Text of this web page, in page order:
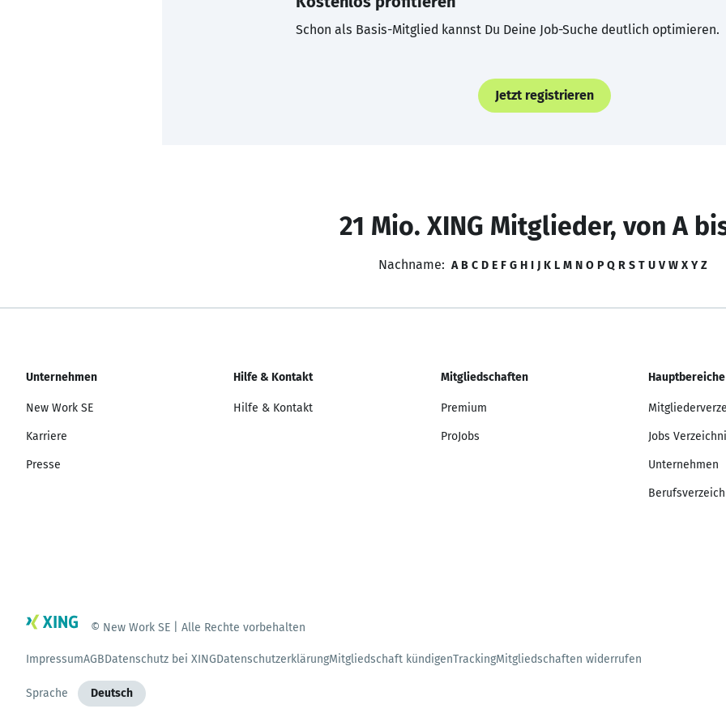
Schon als Basis-Mitglied kannst Du Deine Job-Suche deutlich optimieren.
Jetzt registrieren
21 Mio. XING Mitglieder, von A
Nachname: A B C D E F G H I J K L M N O P Q R S T U V W X Y Z
Unternehmen
New Work SE
Karriere
Presse
Hilfe & Kontakt
Hilfe & Kontakt
Mitgliedschaften
Premium
ProJobs
Hauptbereiche
Jobs
Unternehmen
© New Work SE | Alle Rechte vorbehalten
ImpressumAGBDatenschutz bei XINGDatenschutzerklärungMitgliedschaft kündigenTrackingMitgliedschaften widerrufen
Sprache Deutsch